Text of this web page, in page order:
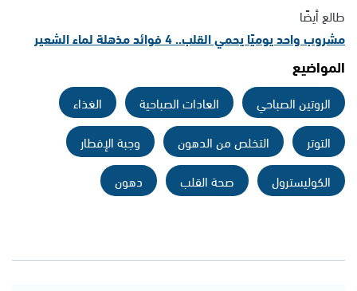
طالع أيضًا
مشروب واحد يوميًا يحمي القلب.. 4 فوائد مذهلة لماء الشعير
المواضيع
الروتين الصباحي العادات الصباحية
الغذاء
التوتر
التخلص من الدهون
وجبة الإفطار
الكوليسترول
صحة القلب دهون